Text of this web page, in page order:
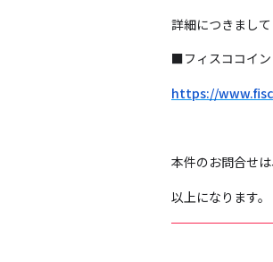
詳細につきまし
■フィスココイン
https://
本件のお問合せ
以上になります